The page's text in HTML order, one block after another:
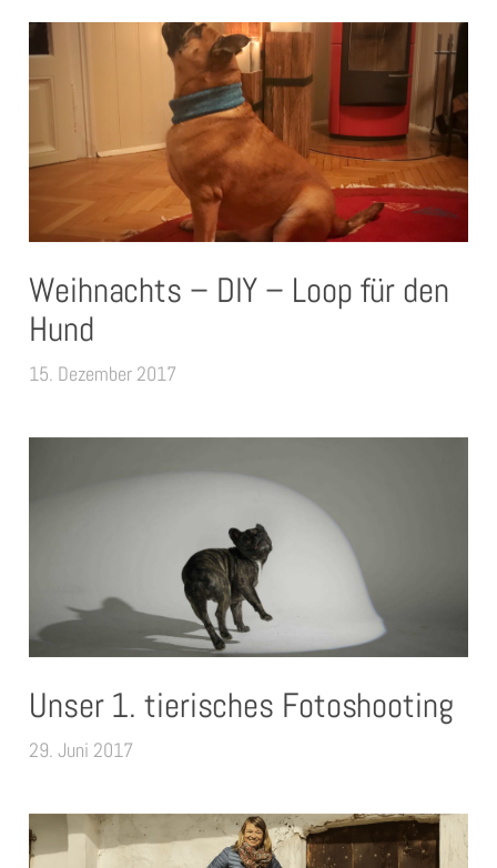
Weihnachts – DIY – Loop für den
Hund
15. Dezember 2017
Unser 1. tierisches Fotoshooting
29. Juni 2017